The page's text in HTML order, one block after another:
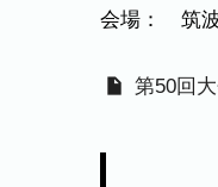
会場： 筑波
第50回